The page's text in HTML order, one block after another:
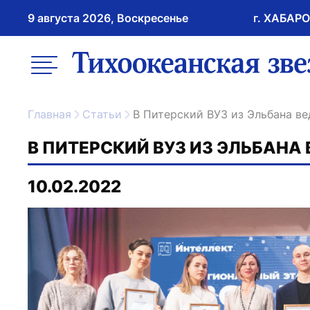
9 августа 2026, Воскресенье г.
меню ссылка на
Главная Статьи В Питерский ВУЗ из Эльбана
В ПИТЕРСКИЙ ВУЗ ИЗ
10.02.2022